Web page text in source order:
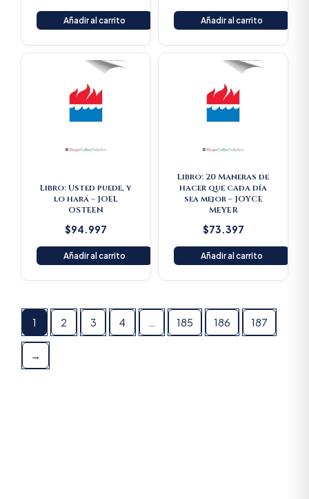
Añadir al carrito Añadir al carrito
Libro: Usted puede, y
lo hará – JOEL
OSTEEN
$94.997
Añadir al carrito
Libro: 20 Maneras de
hacer que cada día
sea mejor – JOYCE
MEYER
$73.397
Añadir al carrito
1 2 3 4 185 186 187
→